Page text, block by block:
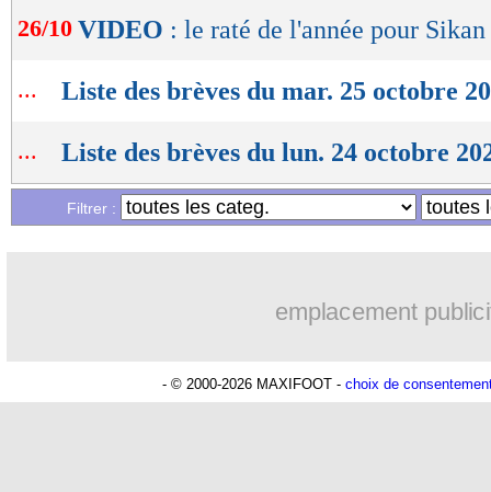
26/10 VIDEO : le raté de l'année pour Sikan
... Liste des brèves du mar. 25 octobre
... Liste des brèves du lun. 24 octobre
Filtrer :
emplacement
- © 2000-2026 MAXIFOOT - choix de